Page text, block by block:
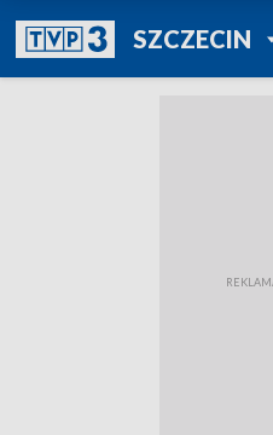
SZCZECIN
TVP